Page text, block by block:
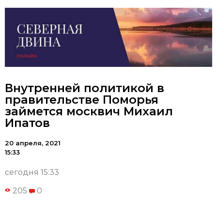
Внутренней политикой в
правительстве Поморья
займется москвич Михаил
Ипатов
20 апреля, 2021
15:33
сегодня 15:33
205 0